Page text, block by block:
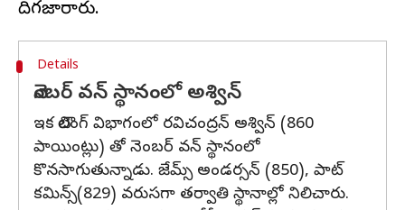
Details
నెంబర్ వన్ స్థానంలో అశ్విన్
ఇక బౌలింగ్ విభాగంలో రవిచంద్రన్ అశ్విన్ (860
పాయింట్లు) తో నెంబర్ వన్ స్థానంలో
కొనసాగుతున్నాడు. జేమ్స్ అండర్సన్ (850), పాట్
కమిన్స్(829) వరుసగా తర్వాతి స్థానాల్లో నిలిచారు.